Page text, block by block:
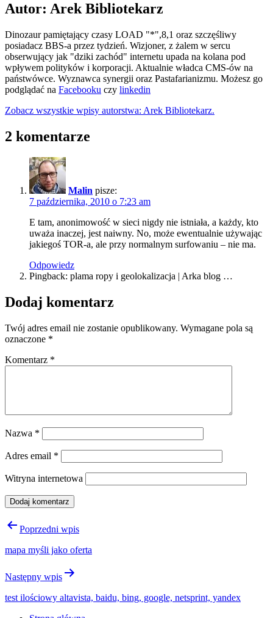
Autor: Arek Bibliotekarz
Dinozaur pamiętający czasy LOAD "*",8,1 oraz szczęśliwy
posiadacz BBS-a przez tydzień. Wizjoner, z żalem w sercu
obserwujący jak "dziki zachód" internetu upada na kolana pod
wpływem polityków i korporacji. Aktualnie władca CMS-ów na
państwówce. Wyznawca synergii oraz Pastafarianizmu. Możesz go
podglądać na Facebooku czy linkedin
Zobacz wszystkie wpisy autorstwa: Arek Bibliotekarz.
2 komentarze
Malin pisze:
7 października, 2010 o 7:23 am
E tam, anonimowość w sieci nigdy nie istniała, a każdy, kto
uważa inaczej, jest naiwny. No, może ewentualnie używając
jakiegoś TOR-a, ale przy normalnym surfowaniu – nie ma.
Odpowiedz
Pingback: plama ropy i geolokalizacja | Arka blog …
Dodaj komentarz
Twój adres email nie zostanie opublikowany. Wymagane pola są
oznaczone *
Komentarz *
Nazwa *
Adres email *
Witryna internetowa
Nawigacja
Poprzedni wpis
mapa myśli jako oferta
Następny wpis
test ilościowy altavista, baidu, bing, google, netsprint, yandex